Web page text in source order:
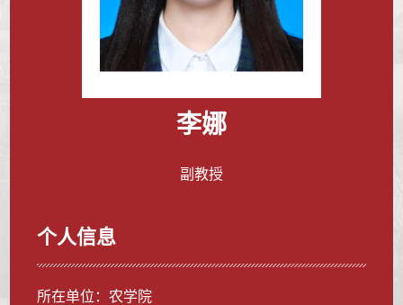
李娜
副教授
个人信息
所在单位：农学院